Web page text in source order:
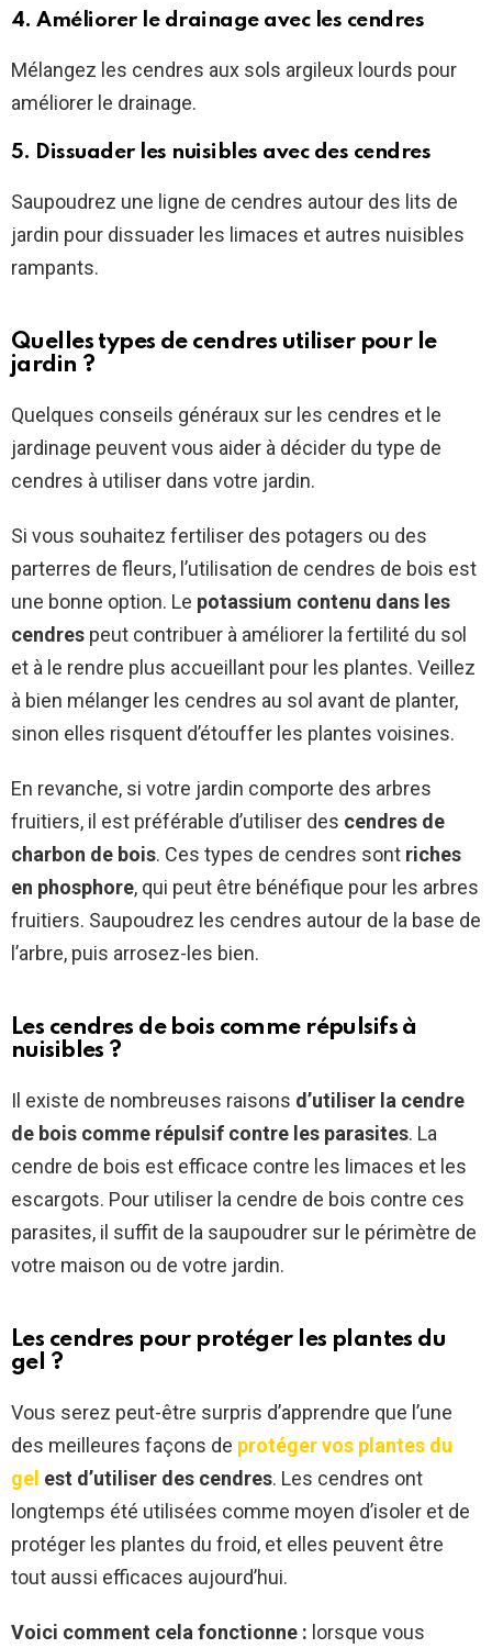
4. Améliorer le drainage avec les cendres
Mélangez les cendres aux sols argileux lourds pour
améliorer le drainage.
5. Dissuader les nuisibles avec des cendres
Saupoudrez une ligne de cendres autour des lits de
jardin pour dissuader les limaces et autres nuisibles
rampants.
Quelles types de cendres utiliser pour le
jardin ?
Quelques conseils généraux sur les cendres et le
jardinage peuvent vous aider à décider du type de
cendres à utiliser dans votre jardin.
Si vous souhaitez fertiliser des potagers ou des
parterres de fleurs, l’utilisation de cendres de bois est
une bonne option. Le potassium contenu dans les
cendres peut contribuer à améliorer la fertilité du sol
et à le rendre plus accueillant pour les plantes. Veillez
à bien mélanger les cendres au sol avant de planter,
sinon elles risquent d’étouffer les plantes voisines.
En revanche, si votre jardin comporte des arbres
fruitiers, il est préférable d’utiliser des cendres de
charbon de bois. Ces types de cendres sont riches
en phosphore, qui peut être bénéfique pour les arbres
fruitiers. Saupoudrez les cendres autour de la base de
l’arbre, puis arrosez-les bien.
Les cendres de bois comme répulsifs à
nuisibles ?
Il existe de nombreuses raisons d’utiliser la cendre
de bois comme répulsif contre les parasites. La
cendre de bois est efficace contre les limaces et les
escargots. Pour utiliser la cendre de bois contre ces
parasites, il suffit de la saupoudrer sur le périmètre de
votre maison ou de votre jardin.
Les cendres pour protéger les plantes du
gel ?
Vous serez peut-être surpris d’apprendre que l’une
des meilleures façons de protéger vos plantes du
gel est d’utiliser des cendres. Les cendres ont
longtemps été utilisées comme moyen d’isoler et de
protéger les plantes du froid, et elles peuvent être
tout aussi efficaces aujourd’hui.
Voici comment cela fonctionne : lorsque vous